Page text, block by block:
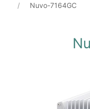
Nuvo-7164GC